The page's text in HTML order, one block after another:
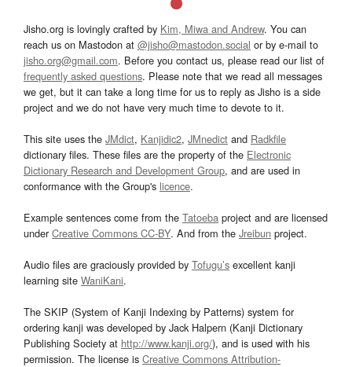
Jisho.org is lovingly crafted by Kim, Miwa and Andrew. You can
reach us on Mastodon at @jisho@mastodon.social or by e-mail to
jisho.org@gmail.com. Before you contact us, please read our list of
frequently asked questions. Please note that we read all messages
we get, but it can take a long time for us to reply as Jisho is a side
project and we do not have very much time to devote to it.
This site uses the JMdict, Kanjidic2, JMnedict and Radkfile
dictionary files. These files are the property of the Electronic
Dictionary Research and Development Group, and are used in
conformance with the Group's licence.
Example sentences come from the Tatoeba project and are licensed
underCreative Commons CC-BY. And from the Jreibun project.
Audio files are graciously provided by Tofugu’s excellent kanji
learning site WaniKani.
The SKIP (System of Kanji Indexing by Patterns) system for
ordering kanji was developed by Jack Halpern (Kanji Dictionary
Publishing Society at http://www.kanji.org/), and is used with his
permission. The license is Creative Commons Attribution-